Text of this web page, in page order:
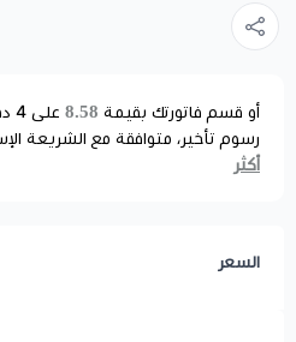
أو قسم فاتورتك بقيمة 8.58 على 4
رسوم تأخير، متوافقة مع الشريعة
أكثر
السعر